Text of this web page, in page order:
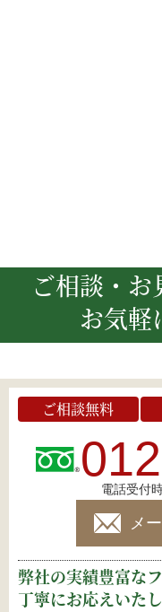
ご相談・
お気
ご相談無料
電話受付
メ
弊社の実績豊富な
丁寧にお応えいたし